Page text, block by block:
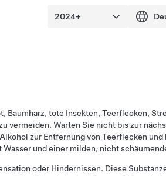
Baumharz, tote Insekten, Teerflecken,
vermeiden. Warten Sie nicht bis zur
zur Entfernung von Teerflecken
und einer milden, nicht
oder Hindernissen. Diese